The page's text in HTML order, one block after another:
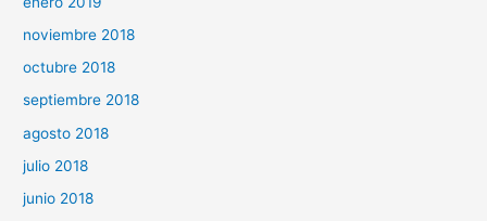
noviembre 2018
octubre 2018
septiembre 2018
agosto 2018
julio 2018
junio 2018